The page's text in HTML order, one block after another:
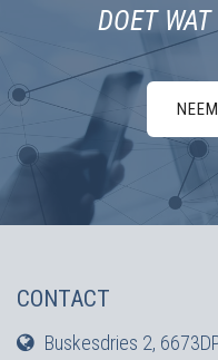
DOET
CONTACT
Buskesdries 2,